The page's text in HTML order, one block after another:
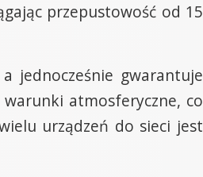
przepustowość od 15
jednocześnie gwarantuje
atmosferyczne, co
urządzeń do sieci jest